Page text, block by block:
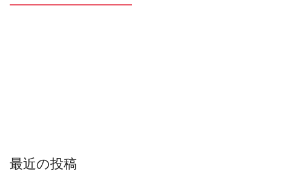
最近の投稿